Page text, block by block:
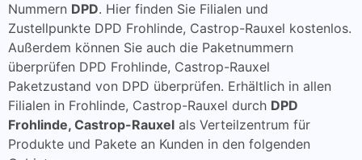
Nummern DPD. Hier finden Sie Filialen und
Zustellpunkte DPD Frohlinde, Castrop-Rauxel kostenlos.
Außerdem können Sie auch die Paketnummern
überprüfen DPD Frohlinde, Castrop-Rauxel
Paketzustand von DPD überprüfen. Erhältlich in allen
Filialen in Frohlinde, Castrop-Rauxel durch DPD
Frohlinde, Castrop-Rauxel als Verteilzentrum für
Produkte und Pakete an Kunden in den folgenden